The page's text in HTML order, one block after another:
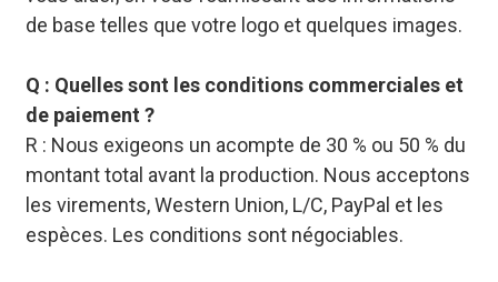
de base telles que votre logo et quelques images.
Q : Quelles sont les conditions commerciales et
de paiement ?
R : Nous exigeons un acompte de 30 % ou 50 % du
montant total avant la production. Nous acceptons
les virements, Western Union, L/C, PayPal et les
espèces. Les conditions sont négociables.